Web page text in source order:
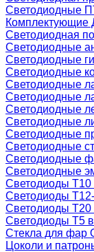
Светодиодные
Комплектующие
Светодиодная
Светодиодные
Светодиодные
Светодиодные
Светодиодные
Светодиодные
Светодиодные
Светодиодные
Светодиодные
Светодиодные
Светодиодные
Светодиодные
Светодиоды T10
Светодиоды
Светодиоды
Светодиоды T5 в
Стекла для фар
Цоколи и